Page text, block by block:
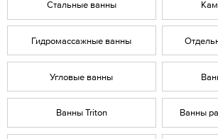
Стальные ванны
Гидромассажные ванны
Угловые ванны
Ванны Triton Ванны